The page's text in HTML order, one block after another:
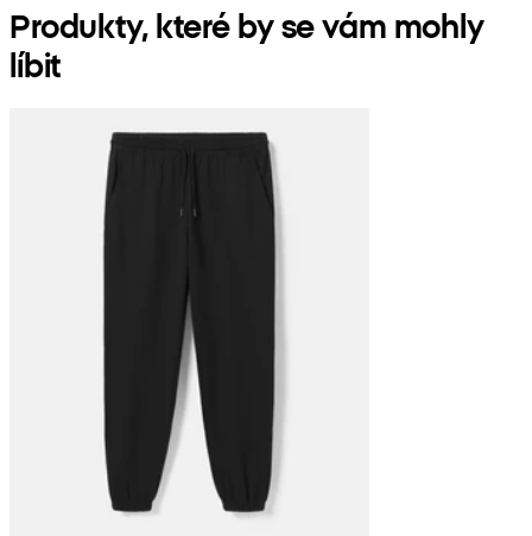
Produkty, které by se vám mohly
líbit